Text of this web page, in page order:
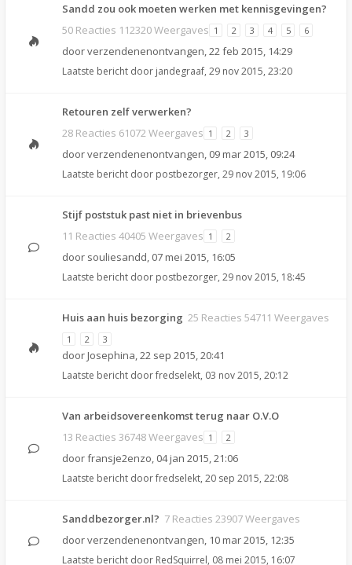
Sandd zou ook moeten werken met kennisgevingen?
50 Reacties 112320 Weergaves 1 2 3 4 5 6
doorverzendenenontvangen,22 feb 2015, 14:29
Laatste bericht door jandegraaf, 29 nov 2015, 23:20
Retouren zelf verwerken?
28 Reacties 61072 Weergaves 1 2 3
doorverzendenenontvangen, 09 mar 2015, 09:24
Laatste bericht door postbezorger, 29 nov 2015, 19:06
Stijf poststuk past niet in brievenbus
11 Reacties 40405 Weergaves 1 2
door souliesandd, 07 mei 2015, 16:05
Laatste bericht door postbezorger, 29 nov 2015, 18:45
Huis aan huis bezorging 25 Reacties 54711 Weergaves
1 2 3
door Josephina,22 sep 2015, 20:41
Laatste bericht doorfredselekt, 03 nov 2015, 20:12
Van arbeidsovereenkomst terug naar O.V.O
13 Reacties 36748 Weergaves 1 2
doorfransje2enzo, 04 jan 2015, 21:06
Laatste bericht doorfredselekt, 20 sep 2015, 22:08
Sanddbezorger.nl? 7 Reacties 23907 Weergaves
doorverzendenenontvangen, 10 mar 2015, 12:35
Laatste bericht door RedSquirrel, 08 mei 2015, 16:07